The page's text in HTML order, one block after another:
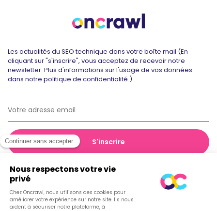
Les actualités du SEO technique dans votre boîte mail (En
cliquant sur "s'inscrire", vous acceptez de recevoir notre
newsletter. Plus d'informations sur l'usage de vos données
dans notre politique de confidentialité.)
Politique de confidentialité
Conditions générales de vente